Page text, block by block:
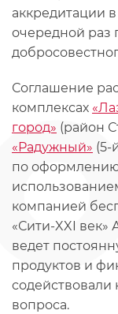
аккредитации
очередной раз
Соглашение
комплексах
город» (район
«Радужный» (5-
по
компанией
«Сити-XXI
ведет
продуктов и
вопроса.